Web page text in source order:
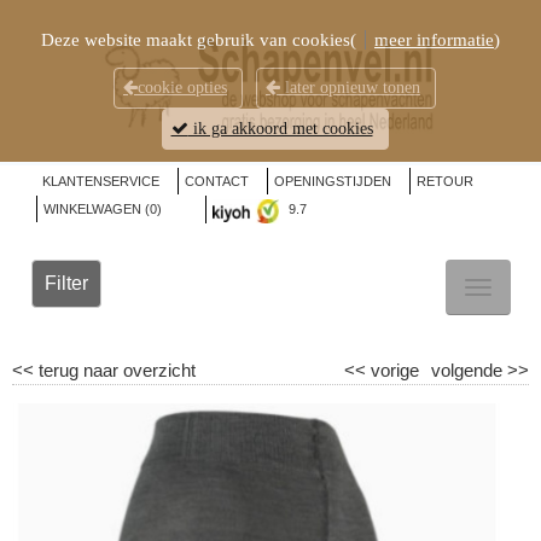
KLANTENSERVICE CONTACT OPENINGSTIJDEN
RETOUR
WINKELWAGEN (0) 9.7
Filter
<< terug naar overzicht volgende >>
<< vorige
Deze website maakt gebruik van cookies( meer informatie)
cookie opties later opnieuw tonen
ik ga akkoord met cookies